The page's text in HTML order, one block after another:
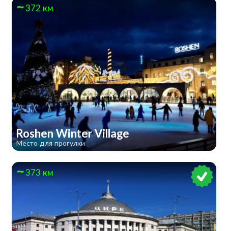
372 км
Roshen Winter Village
Место для прогулки
373 км